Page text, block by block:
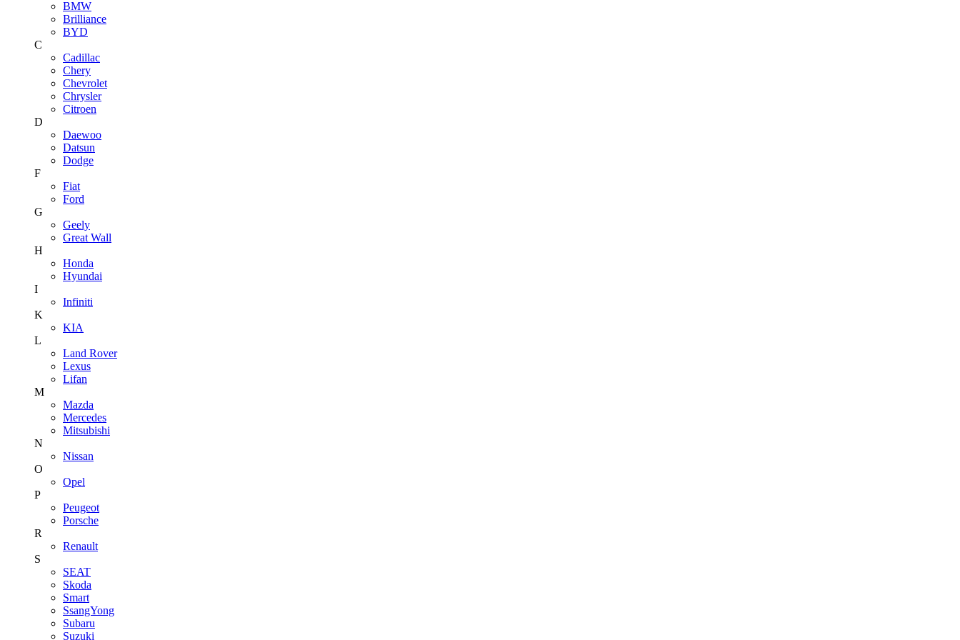
BMW
Brilliance
BYD
C
Cadillac
Chery
Chevrolet
Chrysler
Citroen
D
Daewoo
Datsun
Dodge
F
Fiat
Ford
G
Geely
Great Wall
H
Honda
Hyundai
I
Infiniti
K
KIA
L
Land Rover
Lexus
Lifan
M
Mazda
Mercedes
Mitsubishi
N
Nissan
O
Opel
P
Peugeot
Porsche
R
Renault
S
SEAT
Skoda
Smart
SsangYong
Subaru
Suzuki